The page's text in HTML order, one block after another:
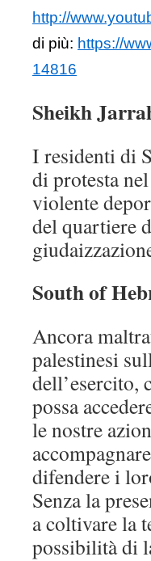
http://
di più: https://
14816
Sheikh
I residenti di
di protesta
violente
del quartiere
South of
Ancora
palestinesi
dell’esercito,
possa
le nostre
difendere i
Senza la
a coltivare la
possibilità di